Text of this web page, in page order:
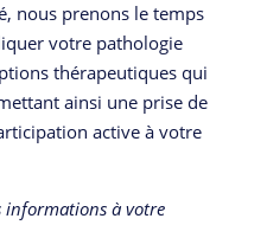
nous prenons le temps
votre pathologie
thérapeutiques qui
ainsi une prise de
active à votre
informations à votre